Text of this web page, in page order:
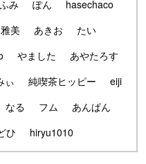
み ぽん
hasechaco
雅美 あきお
たい
やました
あやたろす
ぃ 純喫茶ヒッピー
eiji
なる フム
あんぱん
ひ hiryu1010